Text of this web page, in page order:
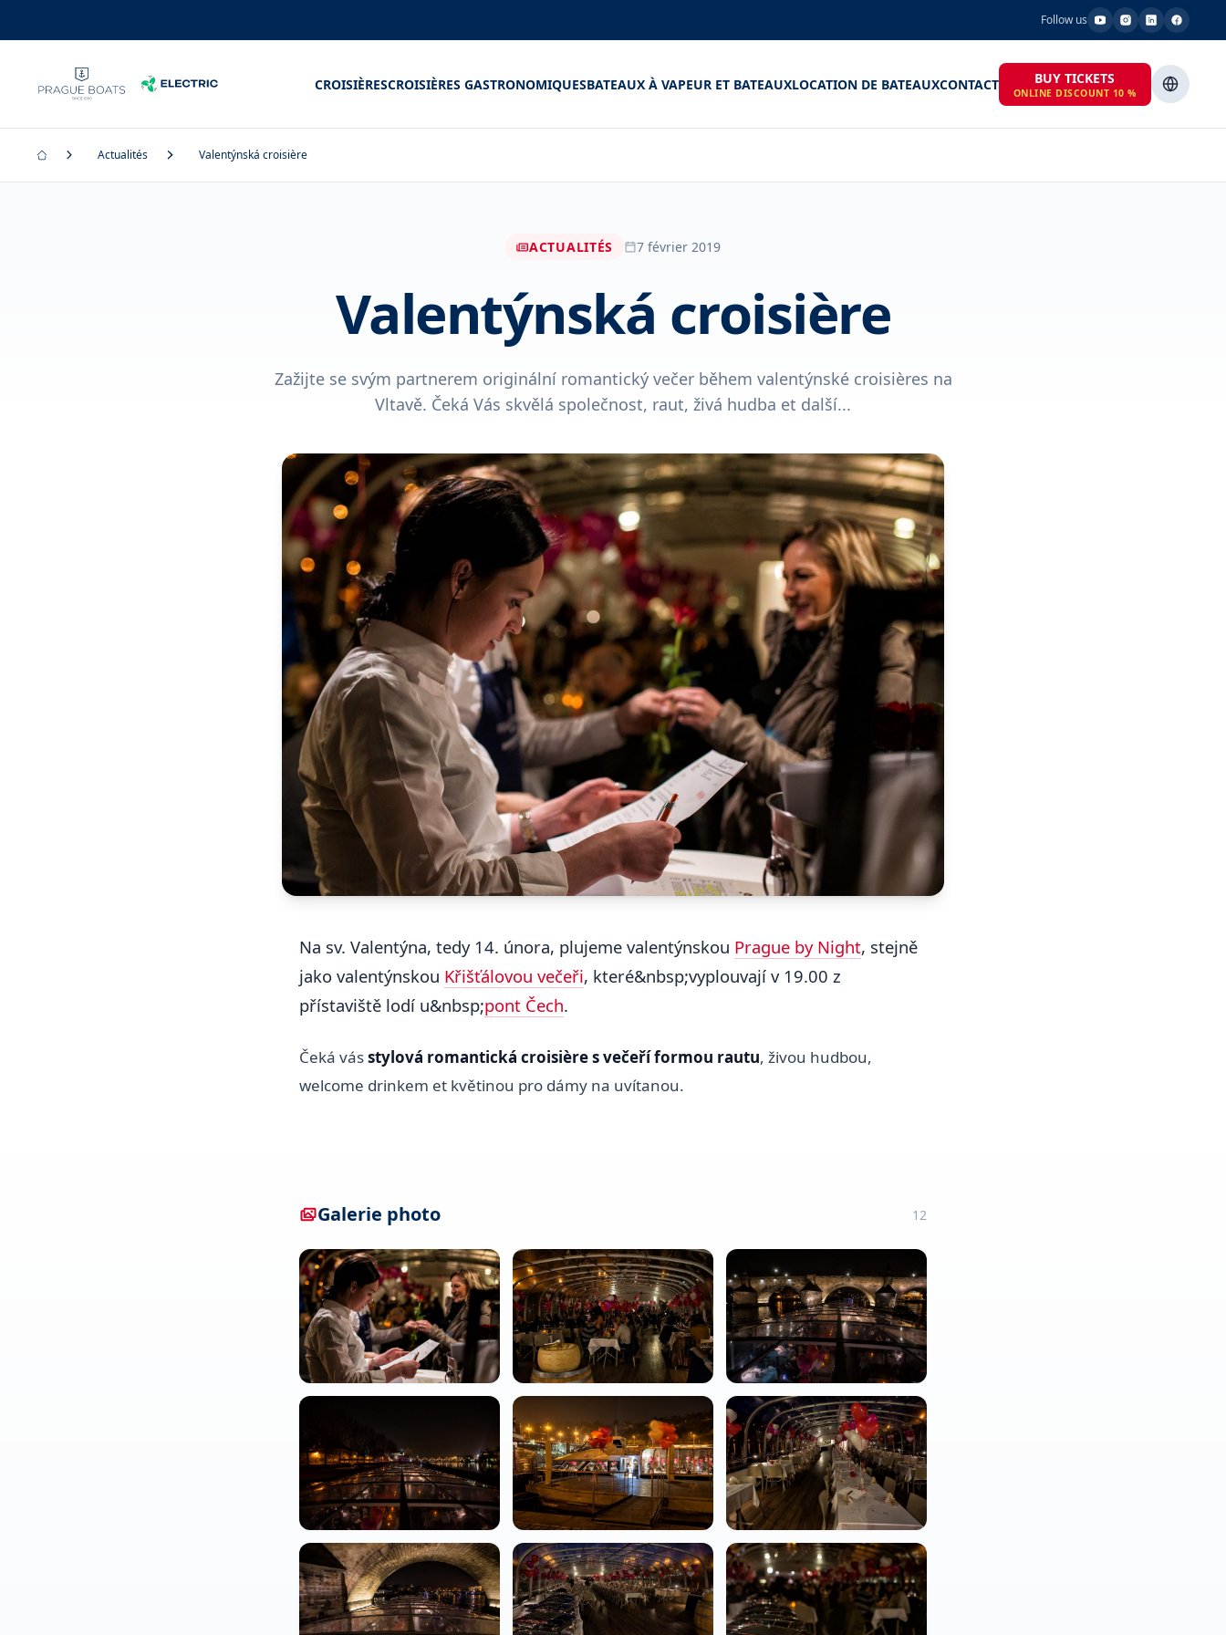
Follow us
CROISIÈRESCROISIÈRES GASTRONOMIQUESBATEAUX À VAPEUR ET BATEAUXLOCATION DE BATEAUXCONTACT BUY TICKETS
ONLINE DISCOUNT 10 %
Actualités Valentýnská croisière
ACTUALITÉS 7 février 2019
Valentýnská croisière
Zažijte se svým partnerem originální romantický večer během valentýnské croisières na
Vltavě. Čeká Vás skvělá společnost, raut, živá hudba et další...
Na sv. Valentýna, tedy 14. února, plujeme valentýnskou Prague by Night, stejně
jako valentýnskou Křišťálovou večeři, které&nbsp;vyplouvají v 19.00 z
přístaviště lodí u&nbsp;pont Čech.
Čeká vásstylová romantická croisière s večeří formou rautu, živou hudbou,
welcome drinkem et květinou pro dámy na uvítanou.
Galerie photo 12